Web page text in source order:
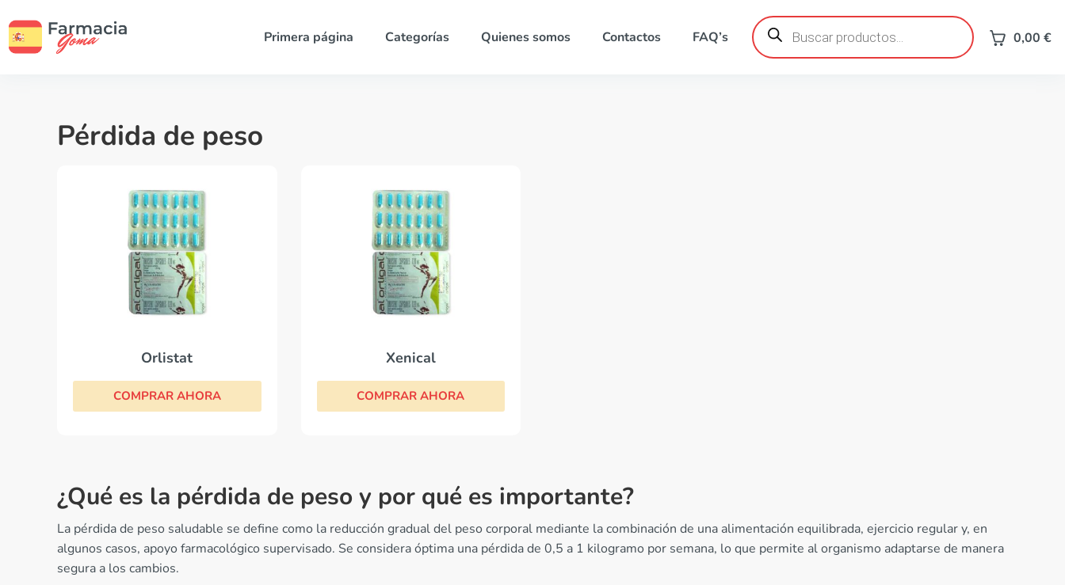
Primera página Categorías Quienes somos Contactos FAQ’s
Búsqueda
de
productos 0,00 €
Pérdida de peso
Orlistat
COMPRAR AHORA
Xenical
COMPRAR AHORA
¿Qué es la pérdida de peso y por qué es importante?
La pérdida de peso saludable se define como la reducción gradual del peso corporal mediante la combinación de una alimentación equilibrada, ejercicio regular y, en
algunos casos, apoyo farmacológico supervisado. Se considera óptima una pérdida de 0,5 a 1 kilogramo por semana, lo que permite al organismo adaptarse de manera
segura a los cambios.